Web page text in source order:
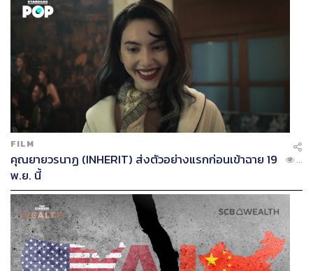
FILM
คุณยายวรนาฏ (INHERIT) ส่งตัวอย่างแรกก่อนเข้าฉาย 19
พ.ย. นี้
...